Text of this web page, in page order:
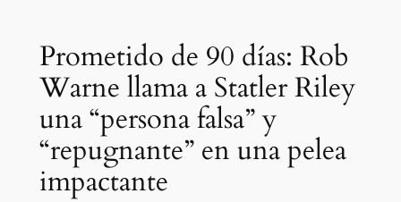
Prometido de 90 días: Rob
Warne llama a Statler Riley
una “persona falsa” y
“repugnante” en una pelea
impactante